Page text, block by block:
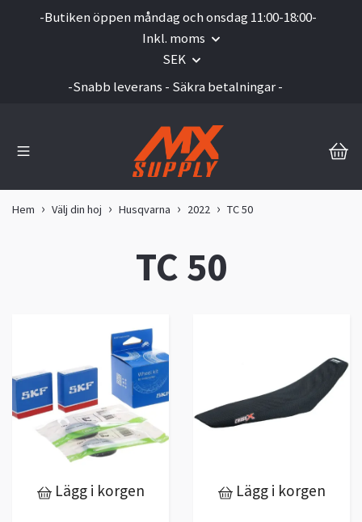
-Butiken öppen måndag och onsdag 11:00-18:00-
Inkl. moms
SEK
-Snabb leverans - Säkra betalningar -
Hem Välj din hoj Husqvarna 2022 TC 50
TC 50
Lägg i korgen Lägg i korgen